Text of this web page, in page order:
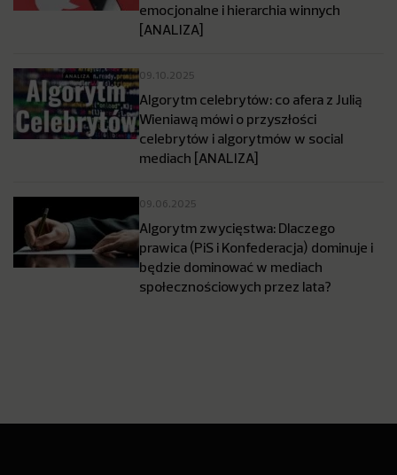
emocjonalne i hierarchia winnych
[ANALIZA]
09.10.2025
Algorytm celebrytów: co afera z Julią
Wieniawą mówi o przyszłości
celebrytów i algorytmów w social
mediach [ANALIZA]
09.06.2025
Algorytm zwycięstwa: Dlaczego
prawica (PiS i Konfederacja) dominuje i
będzie dominować w mediach
społecznościowych przez lata?